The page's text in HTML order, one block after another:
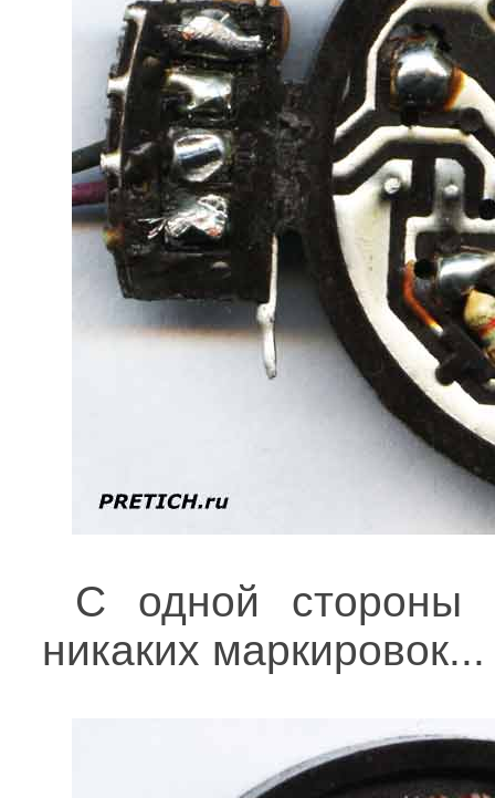
С одной стороны
никаких маркировок...